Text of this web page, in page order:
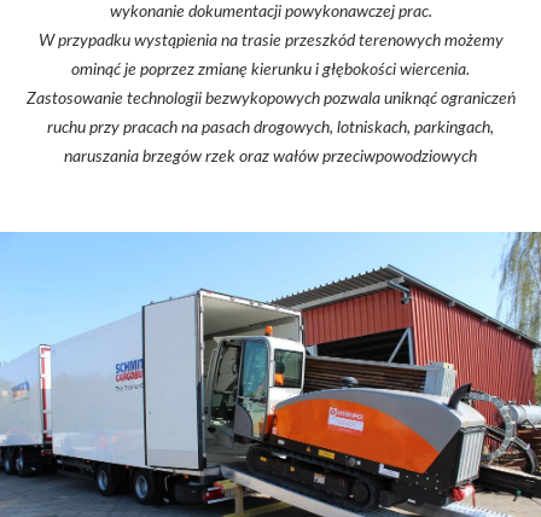
wykonanie dokumentacji powykonawczej prac.
W przypadku wystąpienia na trasie przeszkód terenowych możemy
ominąć je poprzez zmianę kierunku i głębokości wiercenia.
Zastosowanie technologii bezwykopowych pozwala uniknąć ograniczeń
ruchu przy pracach na pasach drogowych, lotniskach, parkingach,
naruszania brzegów rzek oraz wałów przeciwpowodziowych